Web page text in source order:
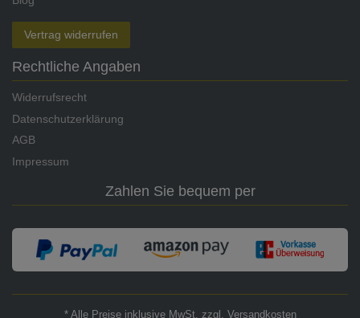
Vertrag widerrufen
Rechtliche Angaben
Widerrufsrecht
Datenschutzerklärung
AGB
Impressum
Zahlen Sie bequem per
* Alle Preise inklusive MwSt. zzgl. Versandkosten